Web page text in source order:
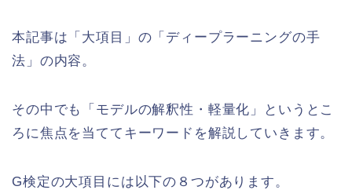
本記事は「大項目」の「ディープラーニングの手
法」の内容。
その中でも「モデルの解釈性・軽量化」というとこ
ろに焦点を当ててキーワードを解説していきます。
G検定の大項目には以下の８つがあります。